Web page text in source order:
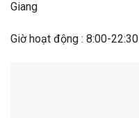
Giang
Giờ hoạt động : 8:00-22:30